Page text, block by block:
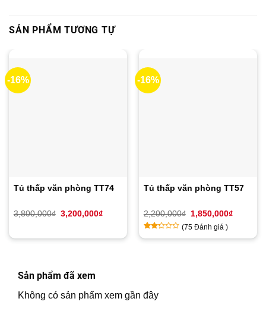
SẢN PHẨM TƯƠNG TỰ
-16%
Tủ thấp văn phòng TT74
3,800,000₫ Giá
3,800,000₫.
3,200,000₫Giá
là:
-16%
Tủ thấp văn phòng TT57
2,200,000₫
Giá
là:
2,200,000₫.
1,850,000₫Giá
là:
2.13
8
giá
(75Đánh giá )
Sản phẩm đã xem
Không có sản phẩm xem gần đây